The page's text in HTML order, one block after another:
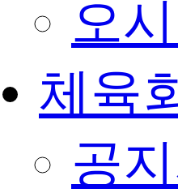
오
체육
공